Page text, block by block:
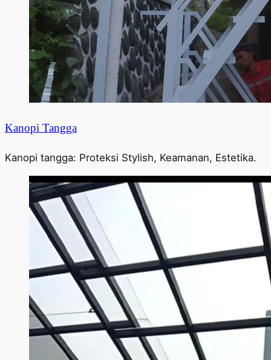
Kanopi Tangga
Kanopi tangga: Proteksi Stylish, Keamanan, Estetika.